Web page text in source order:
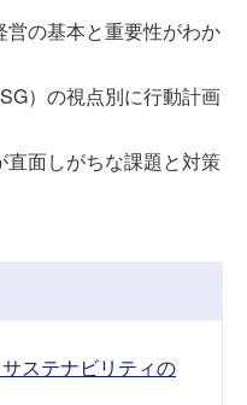
の基本と重要性がわか
）の視点別に行動計画
面しがちな課題と対策
ステナビリティの